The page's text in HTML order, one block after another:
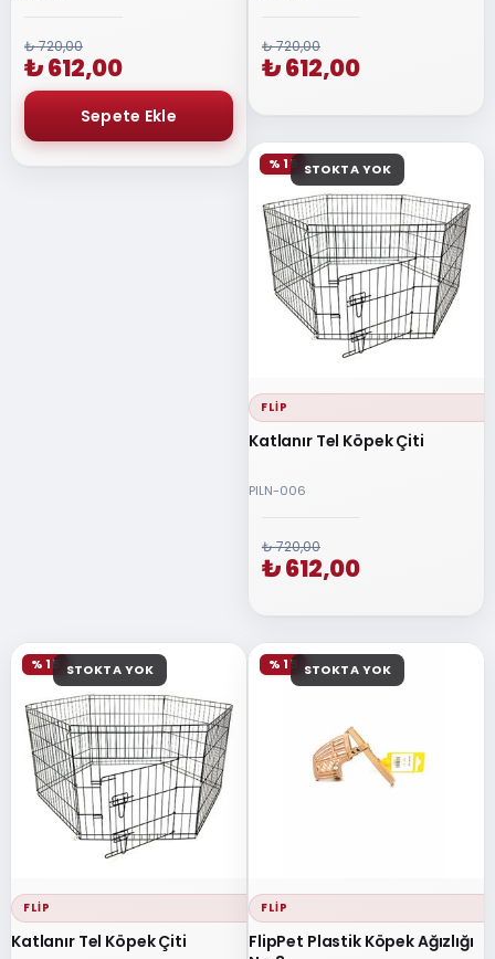
₺ 720,00
₺ 612,00
₺ 720,00
₺ 612,00
STOKTA YOK
FLIP
Katlanır Tel Köpek Çiti
PILN-006
% 15
₺ 720,00
₺ 612,00
STOKTA YOK
FLIP
Katlanır Tel Köpek Çiti
% 15 STOKTA YOK
FLIP
FlipPet Plastik Köpek Ağızlığı
% 15